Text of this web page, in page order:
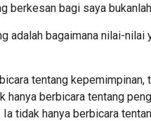
berkesan bagi saya
adalah bagaimana nilai-
tentang kepemimpinan,
hanya berbicara tentang
tidak hanya berbicara